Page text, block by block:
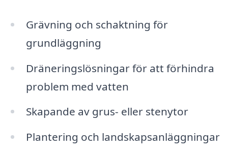
Grävning och schaktning för
grundläggning
Dräneringslösningar för att förhindra
problem med vatten
Skapande av grus- eller stenytor
Plantering och landskapsanläggningar